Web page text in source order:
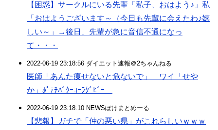
【困惑】サークルにいる先輩「私子、おはよう♪」私
「おはようございます～（今日も先輩に会えたわ♪嬉
しい～」→後日、先輩が急に音信不通になっ
て・・・
2022-06-19 23:18:56 ダイエット速報＠2ちゃんねる
医師「あんた痩せないと危ないで」 ワイ「せや
か」ﾎﾟﾃﾁﾊﾞｸｰｺｰﾗｸﾞﾋﾞｰ
2022-06-19 23:18:10 NEWSぽけまとめーる
【悲報】ガチで「仲の悪い県」がこれらしいｗｗｗ